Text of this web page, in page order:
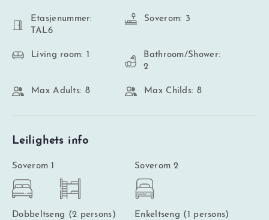
Etasjenummer:
TAL6
Soverom: 3
Living room: 1
Bathroom/Shower:
2
Max Adults: 8 Max Childs: 8
Leilighets info
Soverom 1
Dobbeltseng (2 persons)
Soverom 2
Enkeltseng (1 persons)